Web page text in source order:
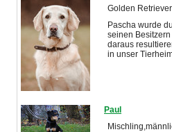
Golden
Pascha wurde
seinen
daraus
in unser
Paul